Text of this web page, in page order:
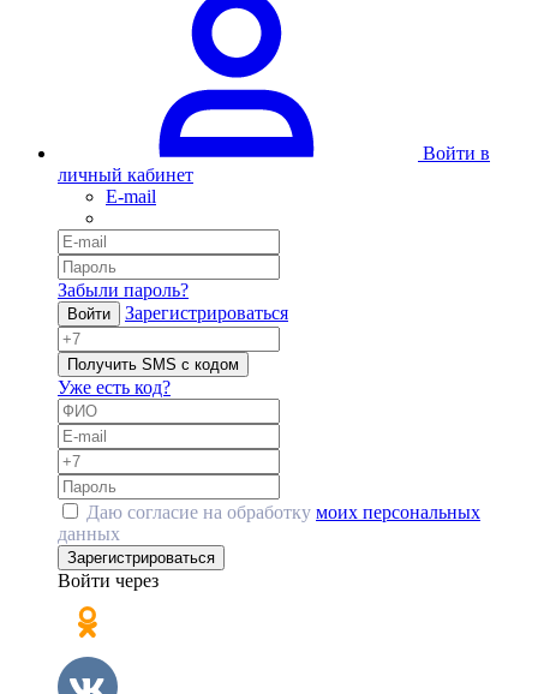
Войти в
личный кабинет
E-mail
Забыли пароль?
Войти Зарегистрироваться
Получить SMS с кодом
Уже есть код?
Даю согласие на обработку моих персональных
данных
Зарегистрироваться
Войти через